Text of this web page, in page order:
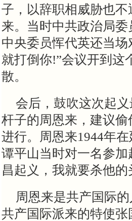
子，以辞职相威胁也
来。当时中共政治局
中央委员恽代英还当场
就打倒你!”会议开到这
散。
会后，鼓吹这次起
杆子的周恩来，建议
进行。周恩来1944年
谭平山当时对一名参
昌起义，我就要杀他的
周恩来是共产国际
共产国际派来的特使